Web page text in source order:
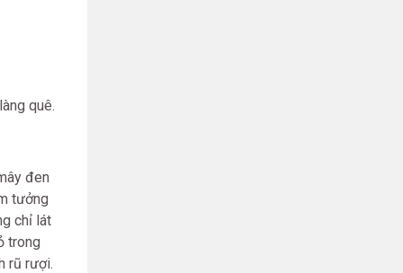
quê.
đen
tưởng
chỉ lát
trong
rũ rượi.